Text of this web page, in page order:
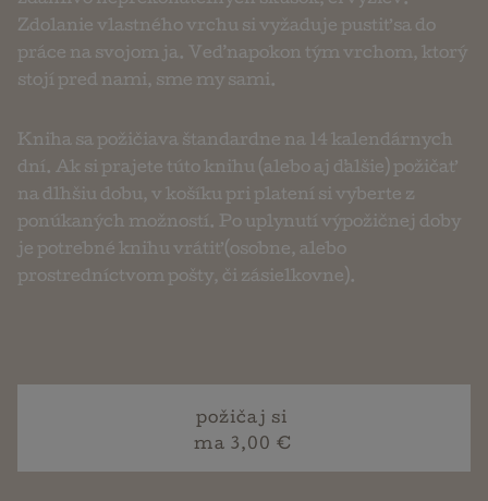
Zdolanie vlastného vrchu si vyžaduje pustiť sa do
práce na svojom ja. Veď napokon tým vrchom, ktorý
stojí pred nami, sme my sami.
Kniha sa požičiava štandardne na 14 kalendárnych
dní. Ak si prajete túto knihu (alebo aj ďalšie) požičať
na dlhšiu dobu, v košíku pri platení si vyberte z
ponúkaných možností. Po uplynutí výpožičnej doby
je potrebné knihu vrátiť (osobne, alebo
prostredníctvom pošty, či zásielkovne).
požičaj si
ma 3,00 €